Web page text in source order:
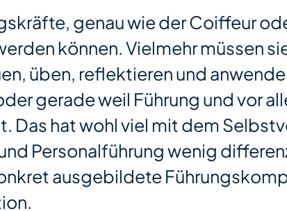
genau wie der Coiffeur
können. Vielmehr müssen
üben, reflektieren und
gerade weil Führung und vor
Das hat wohl viel mit dem
Personalführung wenig
ausgebildete